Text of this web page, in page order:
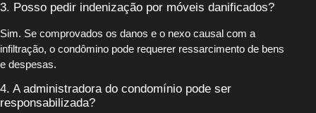
3. Posso pedir indenização por móveis danificados?
Sim. Se comprovados os danos e o nexo causal com a
infiltração, o condômino pode requerer ressarcimento de bens
e despesas.
4. A administradora do condomínio pode ser
responsabilizada?